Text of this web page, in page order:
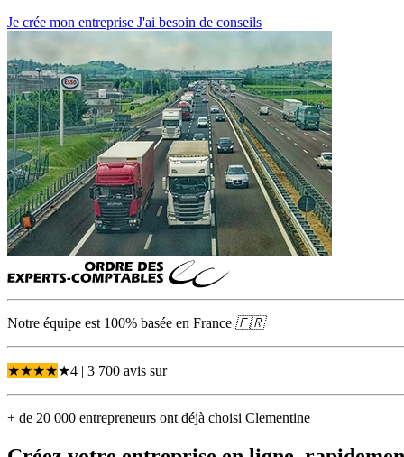
Je crée mon entreprise J'ai besoin de conseils
Notre équipe est 100% basée en France 🇫🇷
★★★★★4 | 3 700 avis sur
+ de 20 000 entrepreneurs ont déjà choisi Clementine